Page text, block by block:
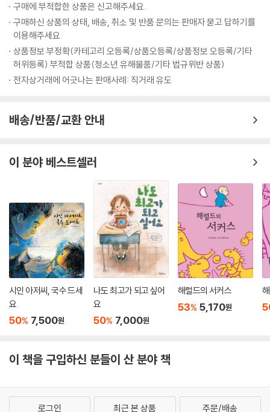
장면을 눈여겨본 독자라면, 왕의 표정에서 많은 것을 알아챌 겁니다.
왕의 선택을 보며 부와 가난, 소유와 버림, 성공과 행복의 관계 등에 대해서
생각하게 되는 이야기로, 어린이와 어른이 함께 보고 이야기 나누면 더욱
좋은 책입니다.
눈을 시원하게 씻어 주는 웅장한 먹 그림, 재치와 운율이 살아 있는 글!
길들여진 우리 눈을 시원하게 씻어 줍니다. 단순하면서도 세밀하고, 솔직
하면서도 풍자적인 그림에서 옛 성의 웅장한 모습은 물론 왕궁에서의 의상
말, 재치 있는 표현들은 읽는 맛과 함께 왕의 자유로운 정신을 느끼게 합니
다. 폴란드 일러스트레이션계의 거장, 야누슈 스탄니의 예술적 감각과 문
학적 감수성이 고스란히 담긴 걸작입니다.
구매에 부적합한 상품은 신고해주세요.
구매하신 상품의 상태, 배송, 취소 및 반품 문의는 판매자 묻고 답하기를
이용해주세요.
상품정보 부정확(카테고리 오등록/상품오등록/상품정보 오등록/기타
허위등록) 부적합 상품(청소년 유해물품/기타 법규위반 상품)
전자상거래에 어긋나는 판매사례: 직거래 유도
배송/반품/교환 안내
이 분야 베스트셀러
시인 아저씨, 국수 드세
요
50% 7,500원
나도 최고가 되고 싶어
요
50% 7,000원
해럴드의 서커스
53% 5,170원
이 책을 구입하신 분들이 산 분야 책
로그인 최근 본 상품 주문/배송